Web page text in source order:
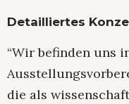
Detailliertes
“Wir befinden uns
die als